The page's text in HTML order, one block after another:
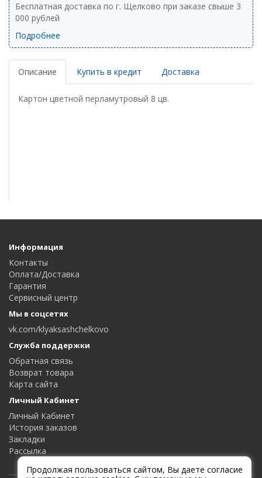
Бесплатная доставка по г. Щелково при заказе свыше 3
000 рублей
Подробнее
Описание Купить в кредит Доставка
Картон цветной перламутровый 8 цв.
Информация
Контакты
Оплата/Доставка
Гарантия
Сервисный центр
Мы в соцсетях
vk.com/klyaksashchelkovo
Служба поддержки
Обратная связь
Возврат товара
Карта сайта
Личный Кабинет
Личный Кабинет
История заказов
Закладки
Рассылка
Продолжая пользоваться сайтом, Вы даете согласие